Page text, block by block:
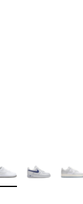
kleuren